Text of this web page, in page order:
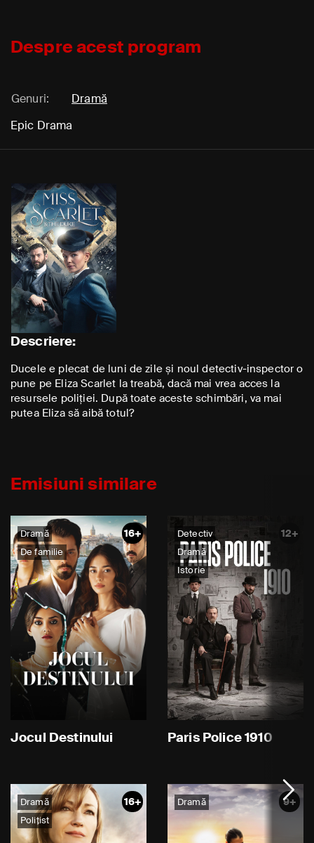
Despre acest program
Genuri:
Dramă
Epic Drama
Descriere:
Ducele e plecat de luni de zile și noul detectiv-inspector o
pune pe Eliza Scarlet la treabă, dacă mai vrea acces la
resursele poliției. După toate aceste schimbări, va mai
putea Eliza să aibă totul?
Emisiuni similare
Dramă
De familie
16+
Jocul Destinului
Detectiv
Dramă
Istorie
12+
Paris Police 1910
Dramă
Polițist
16+ Dramă 9+